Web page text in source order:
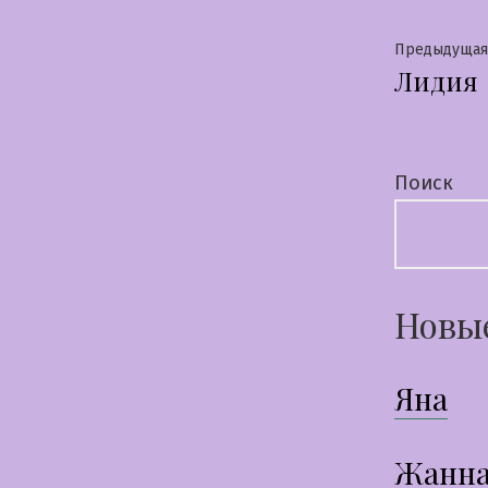
по
Предыдущая
Лидия
Поиск
Яна